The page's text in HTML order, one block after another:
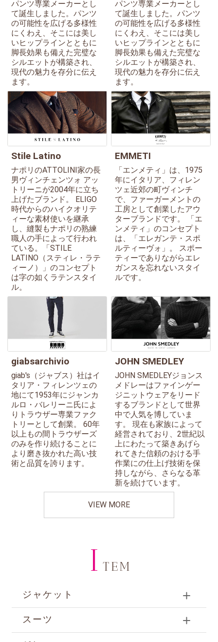
パンツ専業メーカーとし
て誕生しました。パンツ
の可能性を広げる多様性
にくわえ、そこには美し
いヒップラインとともに
脚長効果も備えた完璧な
シルエットが構築され、
現代の魅力を存分に伝え
ます。
パンツ専業メーカーとし
て誕生しました。パンツ
の可能性を広げる多様性
にくわえ、そこには美し
いヒップラインとともに
脚長効果も備えた完璧な
シルエットが構築され、
現代の魅力を存分に伝え
ます。
Stile Latino
ナポリのATTOLINI家の長
男ヴィンチェンツォ アッ
トリーニが2004年に立ち
上げたブランド。 ELIGO
時代からのハイクオリテ
ィーな素材使いを継承
し、縫製もナポリの熟練
職人の手によって行われ
ている。「STILE
LATINO（スティレ・ラテ
ィーノ）」のコンセプト
は字の如くラテンスタイ
ル。
EMMETI
「エンメティ」は、1975
年にイタリア、フィレン
ツェ近郊の町ヴィンチ
で、ファーガーメントの
工房として創業したアウ
ターブランドです。 「エ
ンメティ」のコンセプト
は、「エレガンテ・スポ
ルティーヴォ」。 スポー
ティーでありながらエレ
ガンスを忘れないスタイ
ルです。
giabsarchivio
giab's（ジャブス）社はイ
タリア・フィレンツェの
地にて1953年にジャンカ
ルロ・バレリーニ氏によ
りトラウザー専業ファク
トリーとして創業。 60年
以上もの間トラウザーズ
のみを作り続けることに
より磨き抜かれた高い技
術と品質を誇ります。
JOHN SMEDLEY
JOHN SMEDLEYジョンス
メドレーはファインゲー
ジニットウェアをリード
するブランドとして世界
中で人気を博していま
す。 現在も家族によって
経営されており、2世紀以
上にわたって築きあげら
れてきた信頼のおける手
作業にの仕上げ技術を保
持しながら、さらなる革
新を続けています。
VIEW MORE
I TEM
ジャケット
スーツ